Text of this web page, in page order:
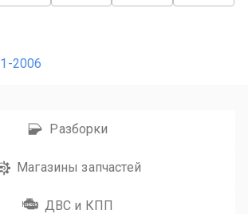
2006
Разборки
Магазины запчастей
ДВС и КПП